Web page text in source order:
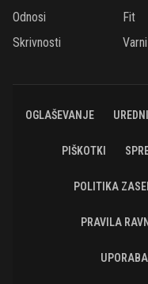
Odnosi
Fit
Skrivnosti
OGLAŠEVANJE
PIŠKOTKI
POLITIKA
PRAVILA